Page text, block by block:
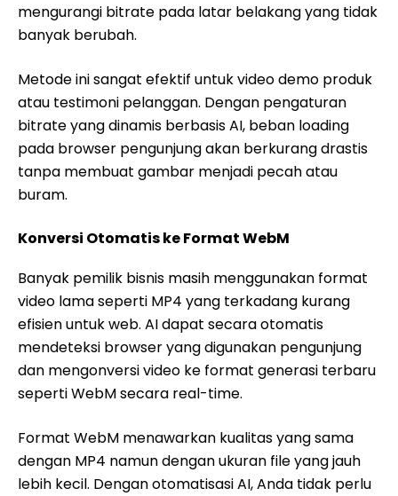
mengurangi bitrate pada latar belakang yang tidak
banyak berubah.
Metode ini sangat efektif untuk video demo produk
atau testimoni pelanggan. Dengan pengaturan
bitrate yang dinamis berbasis AI, beban loading
pada browser pengunjung akan berkurang drastis
tanpa membuat gambar menjadi pecah atau
buram.
Konversi Otomatis ke Format WebM
Banyak pemilik bisnis masih menggunakan format
video lama seperti MP4 yang terkadang kurang
efisien untuk web. AI dapat secara otomatis
mendeteksi browser yang digunakan pengunjung
dan mengonversi video ke format generasi terbaru
seperti WebM secara real-time.
Format WebM menawarkan kualitas yang sama
dengan MP4 namun dengan ukuran file yang jauh
lebih kecil. Dengan otomatisasi AI, Anda tidak perlu